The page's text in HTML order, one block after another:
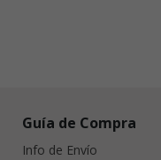
Guía de Compra
Info de Envío